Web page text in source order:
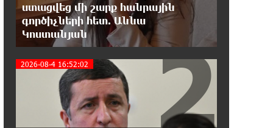
Երկուսը մեկում. Բրիտանացի
ֆերմերները համատեղում են
արևային վահանակները ոչխարների հետ մեկ
դաշտում, և դա աշխատում է
12:27:29 8-08-2026
Սաուդյան Արաբիան, Թուրքիան և
Պակիստանը համատեղ
պաշտպանության մասին համաձայնագիր են
ստացվեց մի շարք հանրային
գործիչների հետ. Աննա
Կոստանյան
2026-08-4 16:52:02 2